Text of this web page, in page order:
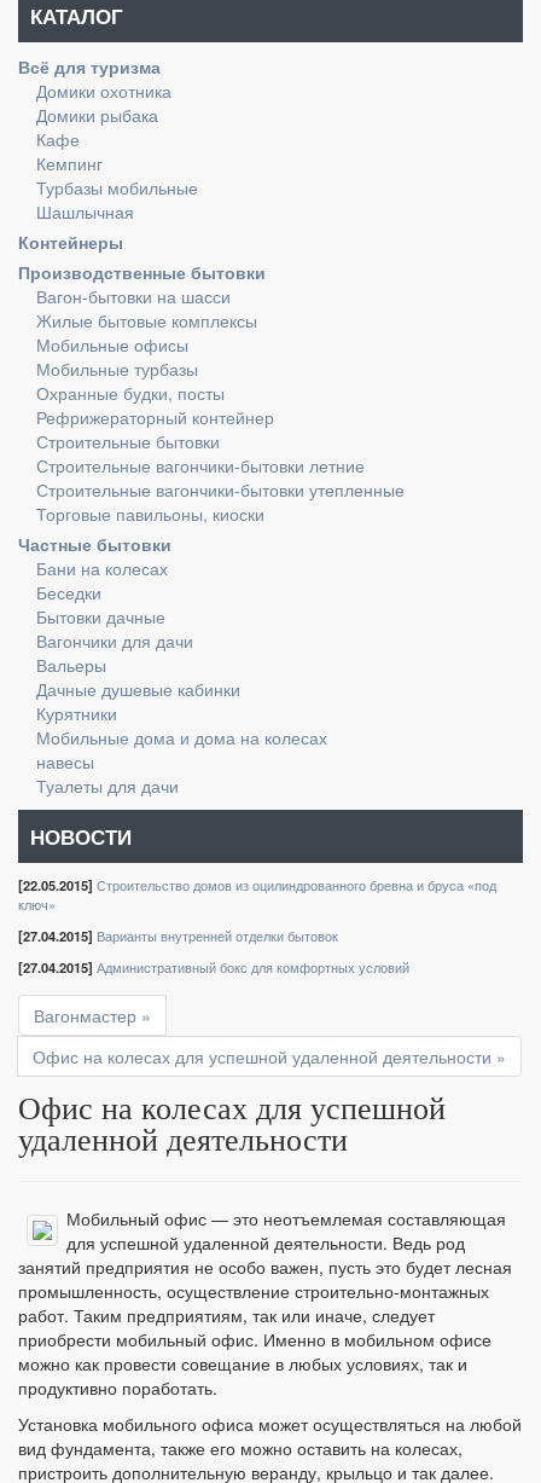
КАТАЛОГ
Всё для туризма
Домики охотника
Домики рыбака
Кафе
Кемпинг
Турбазы мобильные
Шашлычная
Контейнеры
Производственные бытовки
Вагон-бытовки на шасси
Жилые бытовые комплексы
Мобильные офисы
Мобильные турбазы
Охранные будки, посты
Рефрижераторный контейнер
Строительные бытовки
Строительные вагончики-бытовки летние
Строительные вагончики-бытовки утепленные
Торговые павильоны, киоски
Частные бытовки
Бани на колесах
Беседки
Бытовки дачные
Вагончики для дачи
Вальеры
Дачные душевые кабинки
Курятники
Мобильные дома и дома на колесах
навесы
Туалеты для дачи
НОВОСТИ
[22.05.2015] Строительство домов из оцилиндрованного бревна и бруса «под
ключ»
[27.04.2015] Варианты внутренней отделки бытовок
[27.04.2015] Административный бокс для комфортных условий
Вагонмастер »
Офис на колесах для успешной удаленной деятельности »
Офис на колесах для успешной
удаленной деятельности
Мобильный офис — это неотъемлемая составляющая
для успешной удаленной деятельности. Ведь род
занятий предприятия не особо важен, пусть это будет лесная
промышленность, осуществление строительно-монтажных
работ. Таким предприятиям, так или иначе, следует
приобрести мобильный офис. Именно в мобильном офисе
можно как провести совещание в любых условиях, так и
продуктивно поработать.
Установка мобильного офиса может осуществляться на любой
вид фундамента, также его можно оставить на колесах,
пристроить дополнительную веранду, крыльцо и так далее.